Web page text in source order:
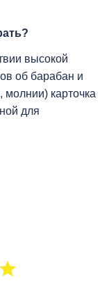
высокой
об барабан и
карточка
для